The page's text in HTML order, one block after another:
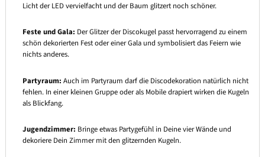
Licht der LED vervielfacht und der Baum glitzert noch schöner.
Feste und Gala: Der Glitzer der Discokugel passt hervorragend zu einem
schön dekorierten Fest oder einer Gala und symbolisiert das Feiern wie
nichts anderes.
Partyraum: Auch im Partyraum darf die Discodekoration natürlich nicht
fehlen. In einer kleinen Gruppe oder als Mobile drapiert wirken die Kugeln
als Blickfang.
Jugendzimmer: Bringe etwas Partygefühl in Deine vier Wände und
dekoriere Dein Zimmer mit den glitzernden Kugeln.